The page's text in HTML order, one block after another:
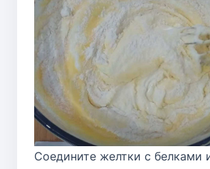
Соедините желтки с белками